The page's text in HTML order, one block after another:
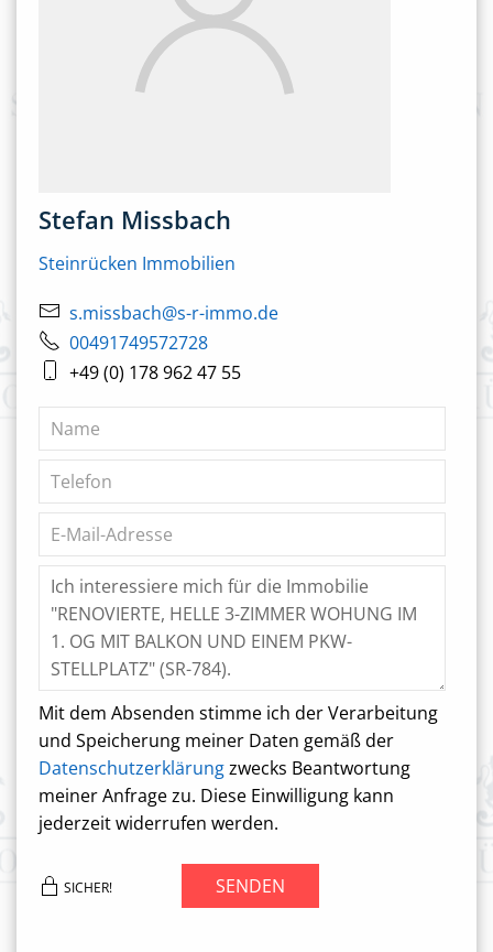
Stefan Missbach
Steinrücken Immobilien
s.missbach@s-r-immo.de
00491749572728
+49 (0) 178 962 47 55
Mit dem Absenden stimme ich der Verarbeitung
und Speicherung meiner Daten gemäß der
Datenschutzerklärungzwecks Beantwortung
meiner Anfrage zu. Diese Einwilligung kann
jederzeit widerrufen werden.
SICHER! SENDEN